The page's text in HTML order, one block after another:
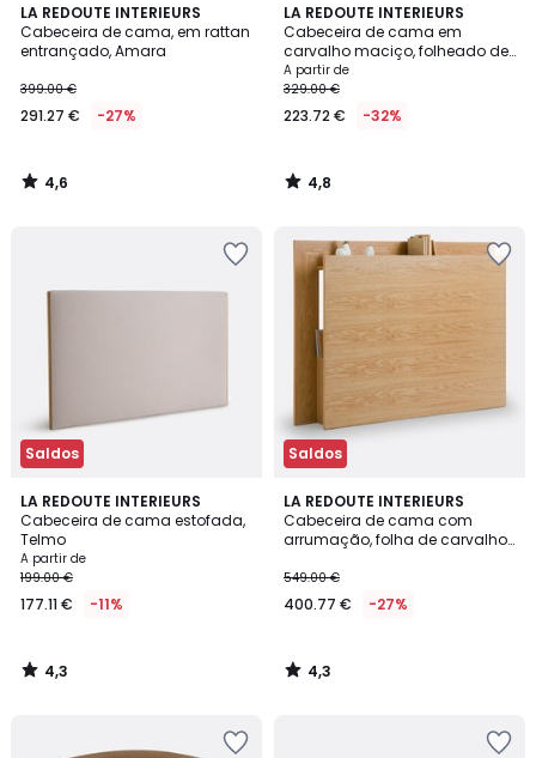
LA REDOUTE INTERIEURS
Cabeceira de cama, em rattan
entrançado, Amara
399.00 €
291.27 € -27%
4,6
/ 5
4,6
/
LA REDOUTE INTERIEURS
Cabeceira de cama em
carvalho maciço, folheado de
madeira e rattan, MADARA
A partir de
329.00 €
223.72 € -32%
4,8
/ 5
4,8
/
Saldos
LA REDOUTE INTERIEURS
Cabeceira de cama estofada,
Telmo
A partir de
199.00 €
177.11 € -11%
4,3
/ 5
4,3
/
Saldos
LA REDOUTE INTERIEURS
Cabeceira de cama com
arrumação, folha de carvalho,
549.00 €
400.77 € -27%
4,3
/ 5
4,3
/